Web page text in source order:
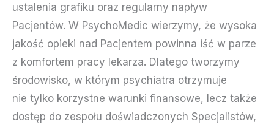
ustalenia grafiku oraz regularny napływ
Pacjentów. W PsychoMedic wierzymy, że wysoka
jakość opieki nad Pacjentem powinna iść w parze
z komfortem pracy lekarza. Dlatego tworzymy
środowisko, w którym psychiatra otrzymuje
nie tylko korzystne warunki finansowe, lecz także
dostęp do zespołu doświadczonych Specjalistów,